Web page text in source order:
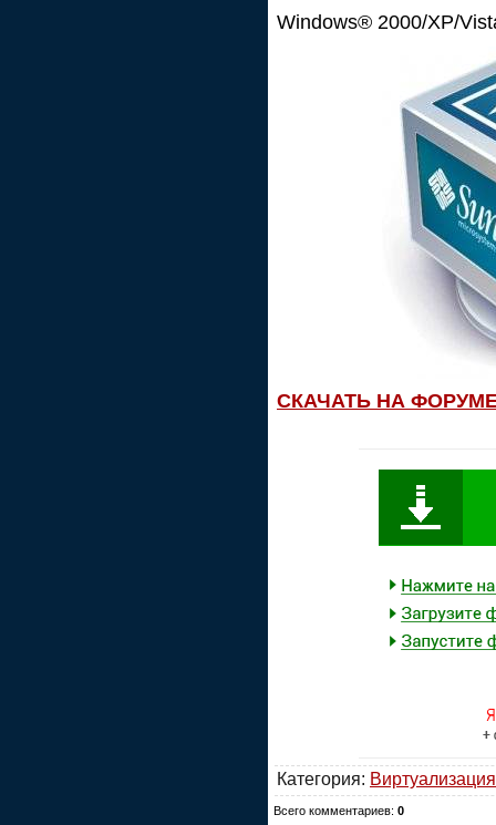
Windows® 2000/XP/
СКАЧАТЬ НА
Категория: Виртуализация
Всего комментариев: 0